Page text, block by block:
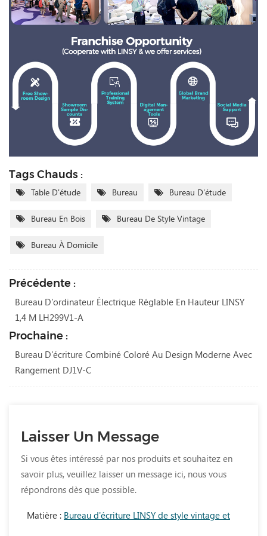
Tags Chauds :
Table D'étude Bureau Bureau D'étude
Bureau En Bois Bureau De Style Vintage
Bureau À Domicile
Précédente :
Bureau D'ordinateur Électrique Réglable En Hauteur LINSY
1,4 M LH299V1-A
Prochaine :
Bureau D'écriture Combiné Coloré Au Design Moderne Avec
Rangement DJ1V-C
Laisser Un Message
Si vous êtes intéressé par nos produits et souhaitez en
savoir plus, veuillez laisser un message ici, nous vous
répondrons dès que possible.
Matière : Bureau d'écriture LINSY de style vintage et